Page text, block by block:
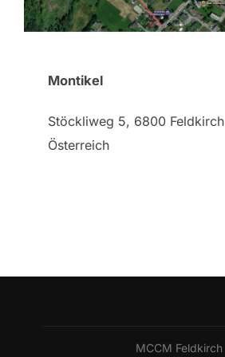
Montikel
Stöckliweg 5, 6800 Feldkirch
Österreich
MCCM Feldkirch